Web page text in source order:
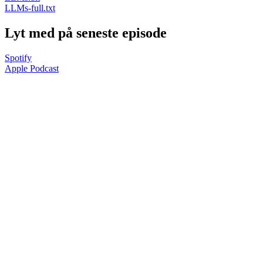
LLMs-full.txt
Lyt med på seneste episode
Spotify
Apple Podcast